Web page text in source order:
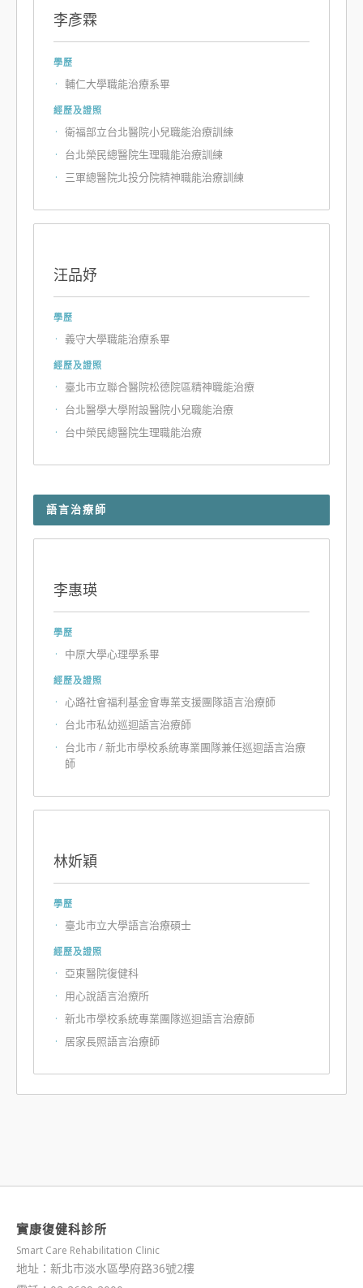
李彥霖
學歷
輔仁大學職能治療系畢
經歷及證照
衛福部立台北醫院小兒職能治療訓練
台北榮民總醫院生理職能治療訓練
三軍總醫院北投分院精神職能治療訓練
汪品妤
學歷
義守大學職能治療系畢
經歷及證照
臺北市立聯合醫院松德院區精神職能治療
台北醫學大學附設醫院小兒職能治療
台中榮民總醫院生理職能治療
語言治療師
李惠瑛
學歷
中原大學心理學系畢
經歷及證照
心路社會福利基金會專業支援團隊語言治療師
台北市私幼巡迴語言治療師
台北市 / 新北市學校系統專業團隊兼任巡迴語言治療
師
林妡穎
學歷
臺北市立大學語言治療碩士
經歷及證照
亞東醫院復健科
用心說語言治療所
新北市學校系統專業團隊巡迴語言治療師
居家長照語言治療師
實康復健科診所
Smart Care Rehabilitation Clinic
地址：新北市淡水區學府路36號2樓